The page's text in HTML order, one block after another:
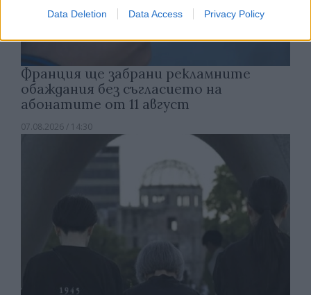
Data Deletion Data Access Privacy Policy
Франция ще забрани рекламните
обаждания без съгласието на
абонатите от 11 август
07.08.2026 / 14:30